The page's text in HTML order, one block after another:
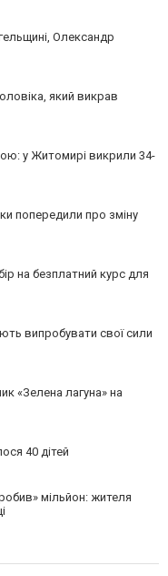
Олександр
який викрав
у Житомирі викрили 34-
попередили про зміну
на безплатний курс для
випробувати свої сили
«Зелена лагуна» на
40 дітей
мільйон: жителя